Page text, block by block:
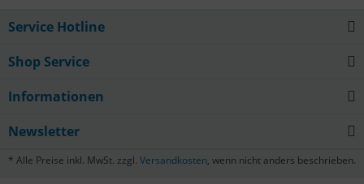
Service Hotline
Shop Service
Informationen
Newsletter
* Alle Preise inkl. MwSt. zzgl. Versandkosten , wenn nicht anders beschrieben.